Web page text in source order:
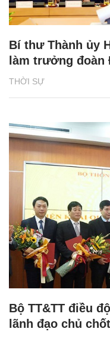
THỜI SỰ
Bí thư Thành ủy
làm trưởng đoàn
Bộ TT&TT điều
lãnh đạo chủ chốt